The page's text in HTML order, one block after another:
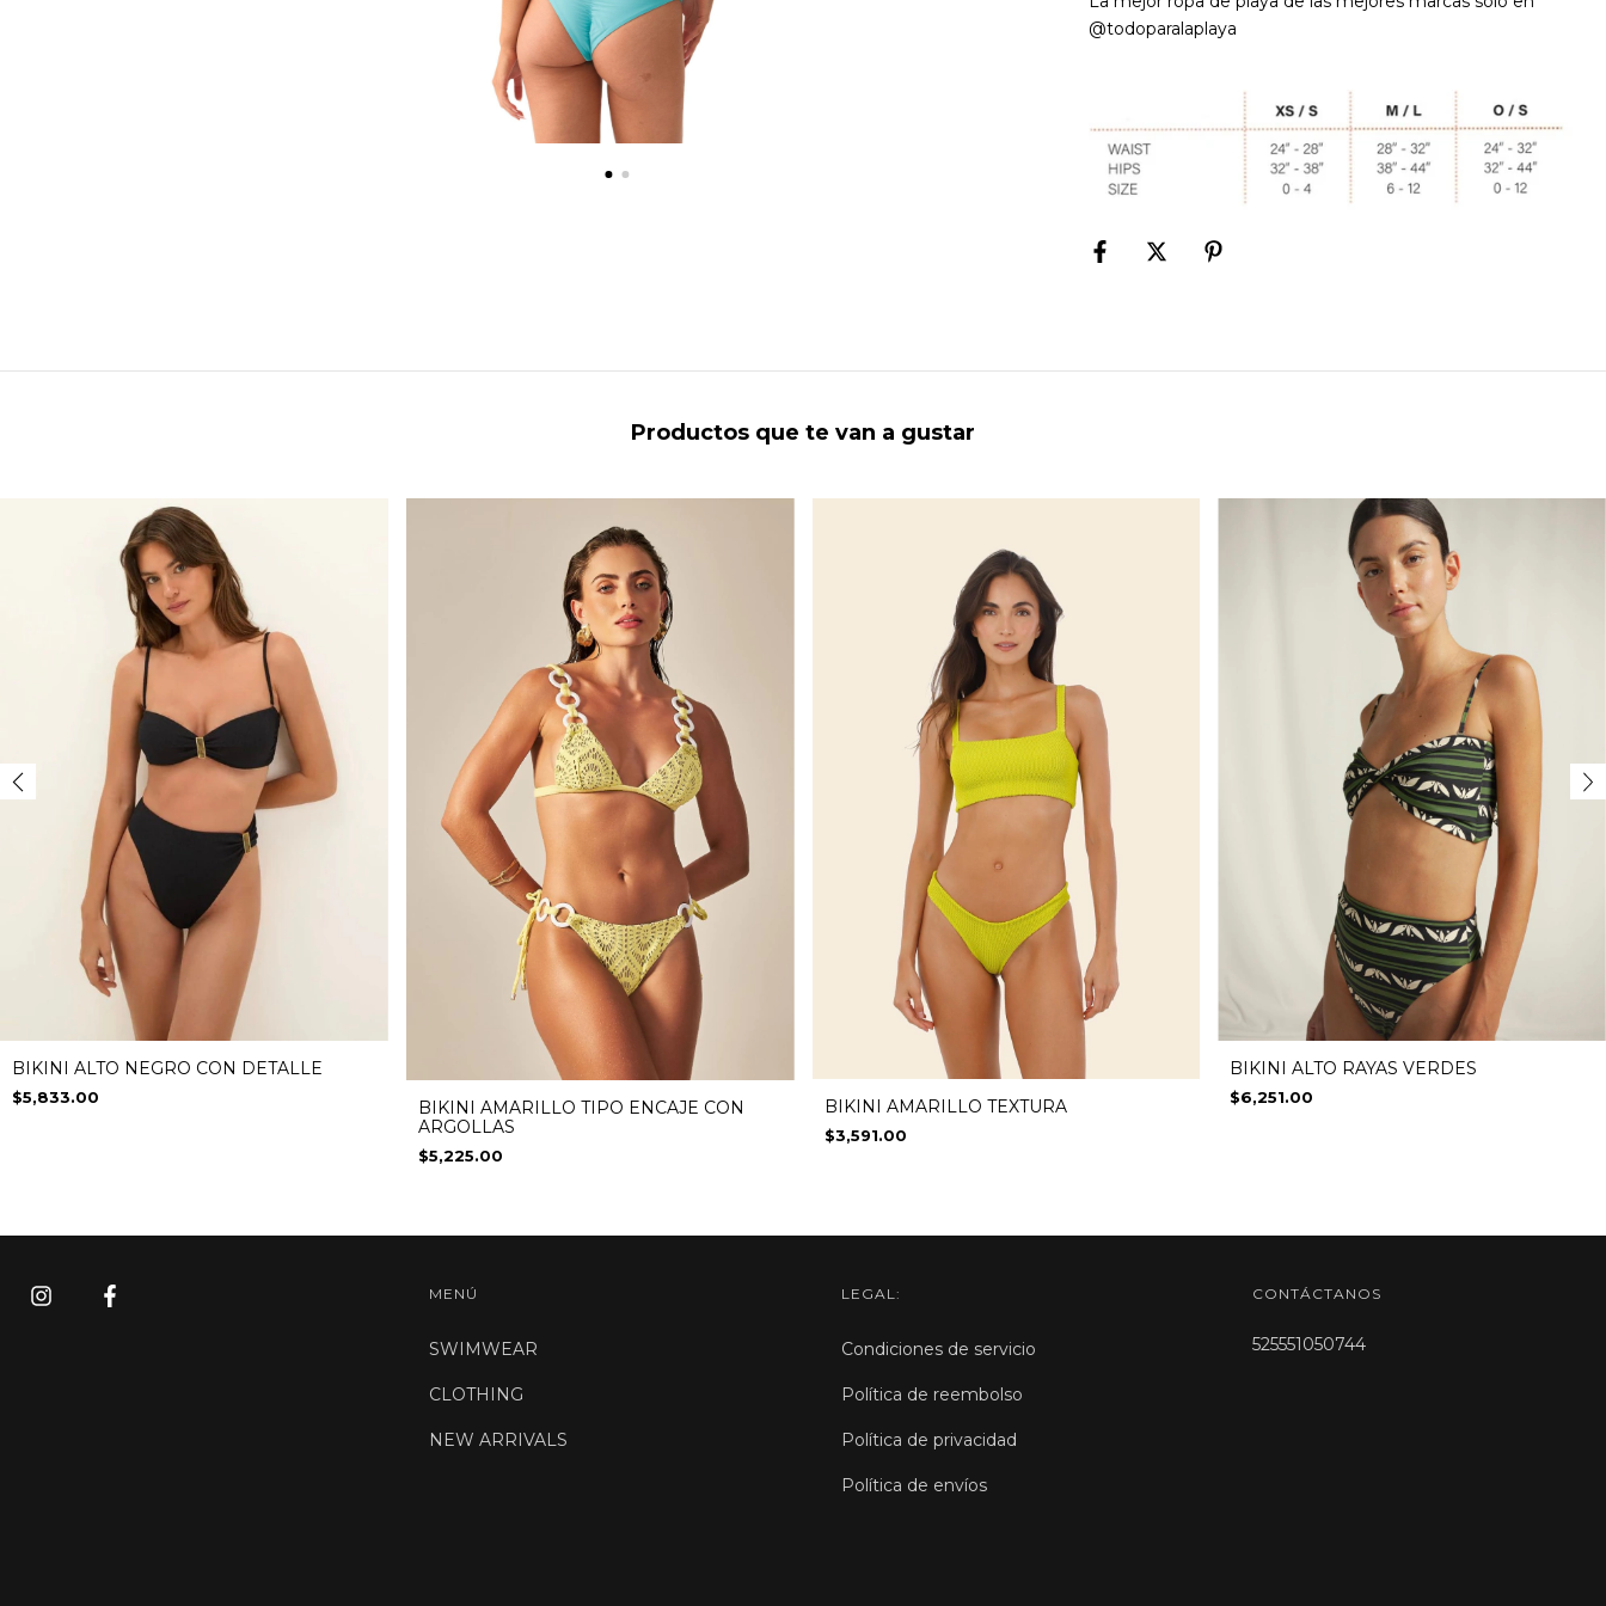
@todoparalaplaya
Productos que te van a gustar
BIKINI ALTO NEGRO CON DETALLE
$5,833.00
BIKINI AMARILLO TIPO ENCAJE CON
ARGOLLAS
$5,225.00
BIKINI AMARILLO TEXTURA
$3,591.00
BIKINI ALTO RAYAS VERDES
$6,251.00
MENÚ
SWIMWEAR
CLOTHING
NEW ARRIVALS
LEGAL:
Condiciones de servicio
Política de reembolso
Política de privacidad
Política de envíos
CONTÁCTANOS
525551050744